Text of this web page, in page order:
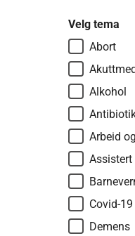
Velg tema
Abort
Alkohol
Arbeid
Covid-
Demens